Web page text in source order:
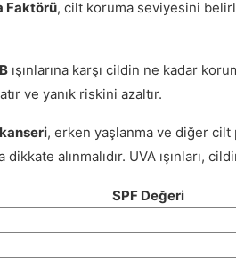
Faktörü, cilt koruma seviyesini
ışınlarına karşı cildin ne kadar
ve yanık riskini azaltır.
, erken yaşlanma ve diğer cilt
dikkate alınmalıdır. UVA ışınları,
SPF Değeri